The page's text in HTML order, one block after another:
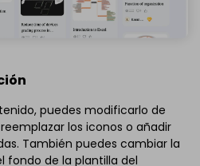
puedes modificarlo de
los iconos o añadir
También puedes cambiar la
fondo de la plantilla del